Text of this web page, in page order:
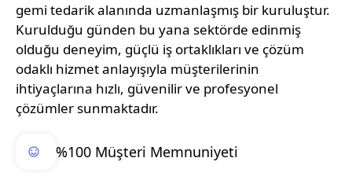
gemi tedarik alanında uzmanlaşmış bir kuruluştur.
Kurulduğu günden bu yana sektörde edinmiş
olduğu deneyim, güçlü iş ortaklıkları ve çözüm
odaklı hizmet anlayışıyla müşterilerinin
ihtiyaçlarına hızlı, güvenilir ve profesyonel
çözümler sunmaktadır.
%100 Müşteri Memnuniyeti